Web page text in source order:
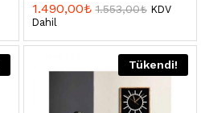
1.490,00₺ 1.553,00₺ KDV
Dahil
Tükendi!